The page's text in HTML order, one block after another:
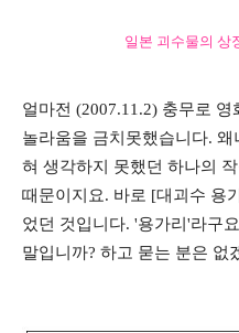
일본 괴수물의 상
얼마전 (2007.11.2) 충무로
놀라움을 금치못했습니다.
혀 생각하지 못했던 하나의
때문이지요. 바로 [대괴수 용
었던 것입니다. '용가리'라구
말입니까? 하고 묻는 분은 없